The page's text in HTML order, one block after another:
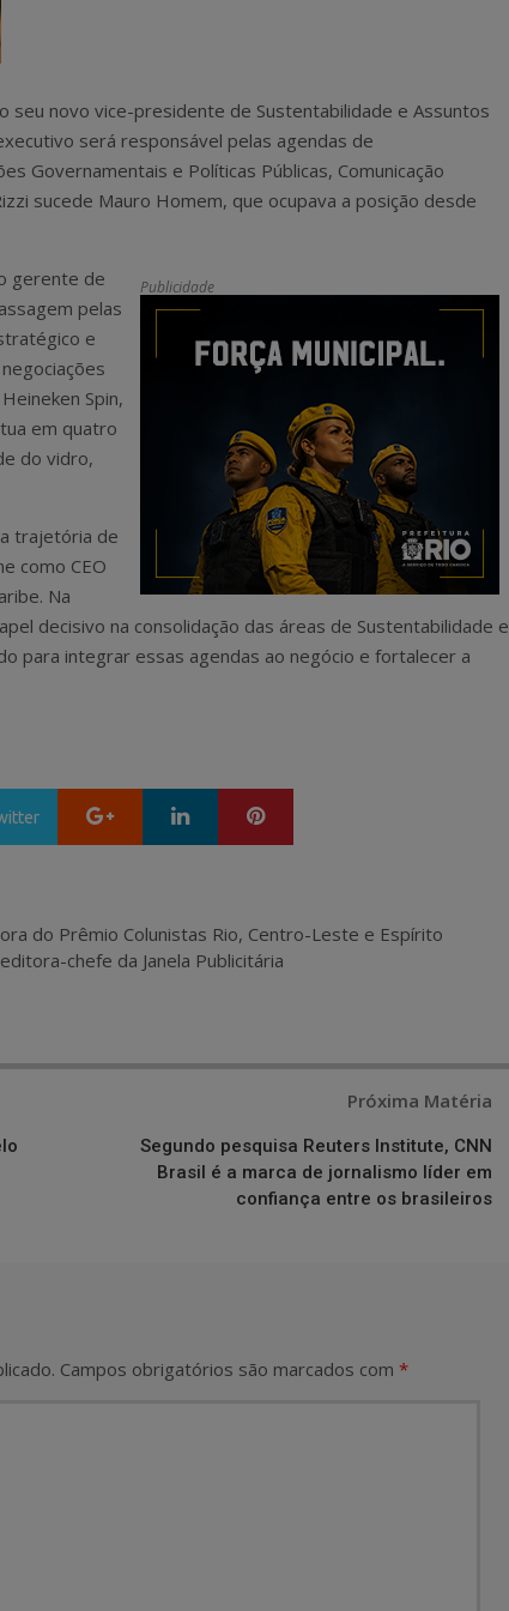
seu novo vice-presidente de Sustentabilidade e Assuntos
será responsável pelas agendas de
Governamentais e Políticas Públicas, Comunicação
sucede Mauro Homem, que ocupava a posição desde
Publicidade
gerente de
pelas
e
Spin,
em quatro
do vidro,
trajetória de
como CEO
Na
decisivo na consolidação das áreas de Sustentabilidade e
para integrar essas agendas ao negócio e fortalecer a
Google+ LinkedIn
do Prêmio Colunistas Rio, Centro-Leste e Espírito
chefe da Janela Publicitária
Próxima Matéria
Segundo pesquisa Reuters Institute, CNN
Brasil é a marca de jornalismo líder em
confiança entre os brasileiros
Campos obrigatórios são marcados com *